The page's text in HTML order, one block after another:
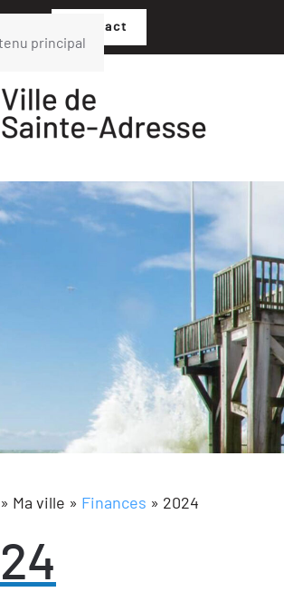
principal
Contact
» Ma ville » Finances » 2024